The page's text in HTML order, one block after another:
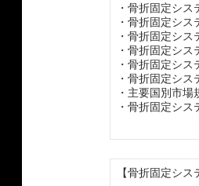
・骨折固定シ
・骨折固定シ
・骨折固定シ
・骨折固定シ
・骨折固定シ
・骨折固定シ
・主要国別市
・骨折固定シ
【骨折固定シ